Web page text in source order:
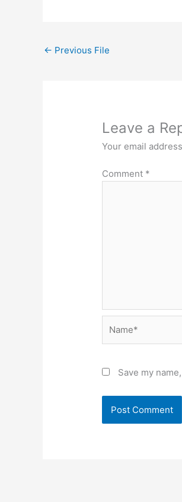
← Previous File
Leave a
Your email
Comment *
Save my